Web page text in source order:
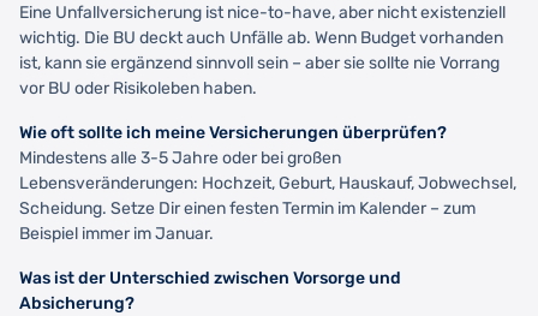
Eine Unfallversicherung ist nice-to-have, aber nicht existenziell
wichtig. Die BU deckt auch Unfälle ab. Wenn Budget vorhanden
ist, kann sie ergänzend sinnvoll sein – aber sie sollte nie Vorrang
vor BU oder Risikoleben haben.
Wie oft sollte ich meine Versicherungen überprüfen?
Mindestens alle 3-5 Jahre oder bei großen
Lebensveränderungen: Hochzeit, Geburt, Hauskauf, Jobwechsel,
Scheidung. Setze Dir einen festen Termin im Kalender – zum
Beispiel immer im Januar.
Was ist der Unterschied zwischen Vorsorge und
Absicherung?